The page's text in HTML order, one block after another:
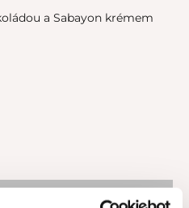
a Sabayon krémem
vypsány žádné